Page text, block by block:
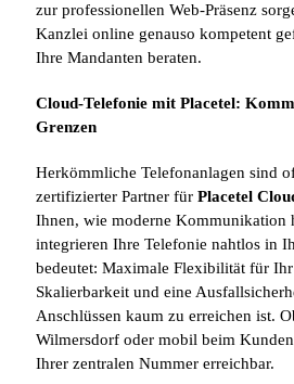
zur professionellen Web-Präsenz
Kanzlei online genauso kompetent
Ihre Mandanten beraten.
Cloud-Telefonie mit Placetel:
Grenzen
Herkömmliche Telefonanlagen sind
zertifizierter Partner für Placetel
Ihnen, wie moderne Kommunikation
integrieren Ihre Telefonie nahtlos in
bedeutet: Maximale Flexibilität für Ihr
Skalierbarkeit und eine
Anschlüssen kaum zu erreichen ist.
Wilmersdorf oder mobil beim
Ihrer zentralen Nummer erreichbar.